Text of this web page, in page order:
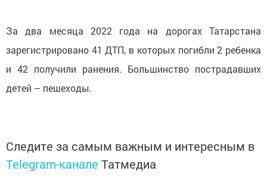
За два месяца 2022 года на дорогах Татарстана
зарегистрировано 41 ДТП, в которых погибли 2 ребенка
и 42 получили ранения. Большинство пострадавших
детей – пешеходы.
Следите за самым важным и интересным в
Telegram-канале Татмедиа